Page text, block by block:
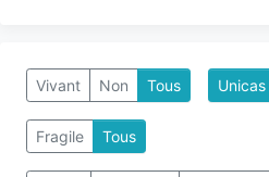
Vivant Non Tous Unicas
Fragile Tous